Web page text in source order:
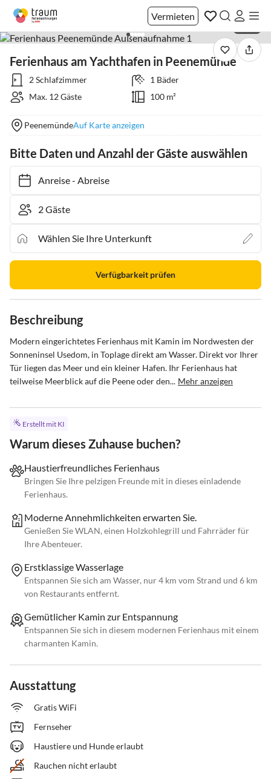
Vermieten
Ferienhaus am Yachthafen in Peenemünde
2 Schlafzimmer
1 Bäder
Max. 12 Gäste
100 m²
PeenemündeAuf Karte anzeigen
Bitte Daten und Anzahl der Gäste auswählen
Anreise- Abreise
Verfügbarkeit prüfen
Beschreibung
Modern eingerichtetes Ferienhaus mit Kamin im Nordwesten der
Sonneninsel Usedom, in Toplage direkt am Wasser. Direkt vor Ihrer
Tür liegen das Meer und ein kleiner Hafen. Ihr Ferienhaus hat
teilweise Meerblick auf die Peene oder den... Mehr anzeigen
Erstellt mit KI
Warum dieses Zuhause buchen?
Haustierfreundliches Ferienhaus
Bringen Sie Ihre pelzigen Freunde mit in dieses einladende
Ferienhaus.
Moderne Annehmlichkeiten erwarten Sie.
Genießen Sie WLAN, einen Holzkohlegrill und Fahrräder für
Ihre Abenteuer.
Erstklassige Wasserlage
Entspannen Sie sich am Wasser, nur 4 km vom Strand und 6 km
von Restaurants entfernt.
Gemütlicher Kamin zur Entspannung
Entspannen Sie sich in diesem modernen Ferienhaus mit einem
charmanten Kamin.
Ausstattung
Gratis WiFi
Fernseher
Haustiere und Hunde erlaubt
Rauchen nicht erlaubt